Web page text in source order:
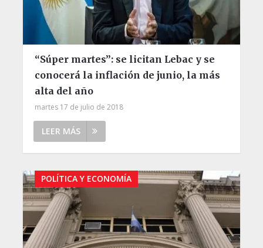
“Súper martes”: se licitan Lebac y se
conocerá la inflación de junio, la más
alta del año
martes 17 de julio de 2018
LEER MÁS
POLÍTICA Y ECONOMÍA